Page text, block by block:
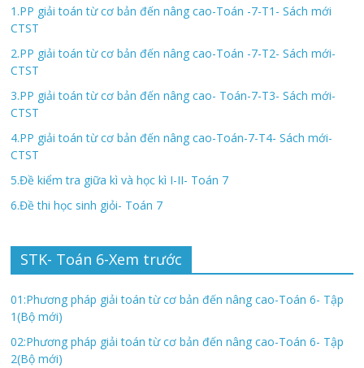
1.PP giải toán từ cơ bản đến nâng cao-Toán -7-T1- Sách mới
CTST
2.PP giải toán từ cơ bản đến nâng cao-Toán -7-T2- Sách mới-
CTST
3.PP giải toán từ cơ bản đến nâng cao- Toán-7-T3- Sách mới-
CTST
4.PP giải toán từ cơ bản đến nâng cao-Toán-7-T4- Sách mới-
CTST
5.Đề kiểm tra giữa kì và học kì I-II- Toán 7
6.Đề thi học sinh giỏi- Toán 7
STK- Toán 6-Xem trước
01:Phương pháp giải toán từ cơ bản đến nâng cao-Toán 6- Tập
1(Bộ mới)
02:Phương pháp giải toán từ cơ bản đến nâng cao-Toán 6- Tập
2(Bộ mới)